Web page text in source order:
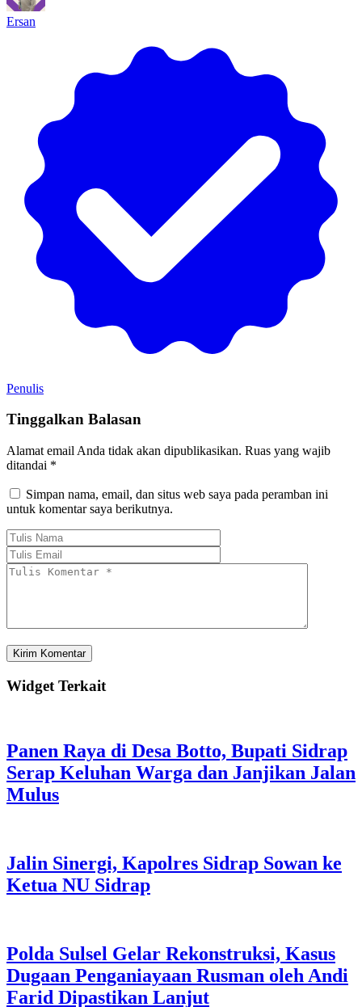
Ersan
Penulis
Tinggalkan Balasan
Alamat email Anda tidak akan dipublikasikan. Ruas yang wajib
ditandai *
Simpan nama, email, dan situs web saya pada peramban ini
untuk komentar saya berikutnya.
Widget Terkait
Panen Raya di Desa Botto, Bupati Sidrap
Serap Keluhan Warga dan Janjikan Jalan
Mulus
Jalin Sinergi, Kapolres Sidrap Sowan ke
Ketua NU Sidrap
Polda Sulsel Gelar Rekonstruksi, Kasus
Dugaan Penganiayaan Rusman oleh Andi
Farid Dipastikan Lanjut